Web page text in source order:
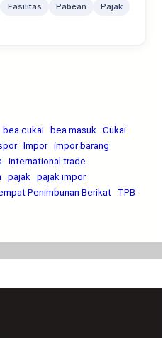
Fasilitas Pabean
Pajak
bea cukai bea masuk
Cukai
Impor impor barang
international trade
pajak
pajak impor
Penimbunan Berikat TPB